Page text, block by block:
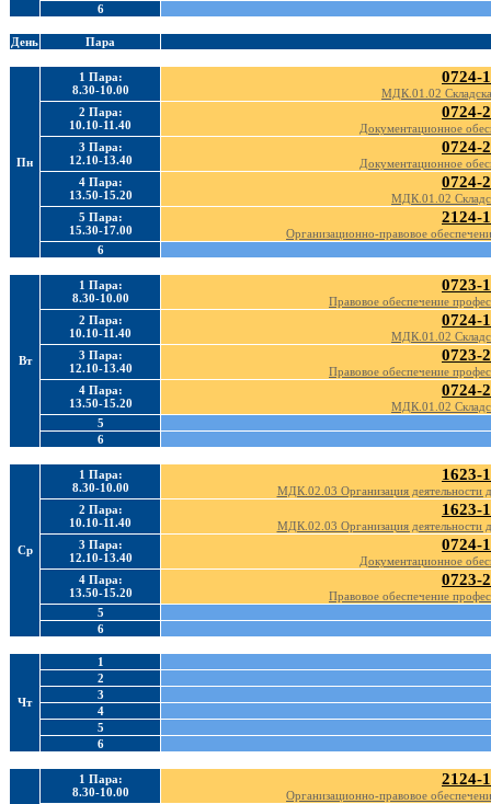
6
День Пара
Пн
1 Пара:
8.30-10.00
0724-1
МДК.01.02
2 Пара:
10.10-11.40
0724-2
Документационное
3 Пара:
12.10-13.40
0724-2
Документационное
4 Пара:
13.50-15.20
0724-2
МДК.01.02
5 Пара:
15.30-17.00
2124-1
Организационно-правовое
6
Вт
1 Пара:
8.30-10.00
0723-1
Правовое обеспечение
2 Пара:
10.10-11.40
0724-1
МДК.01.02
3 Пара:
12.10-13.40
0723-2
Правовое обеспечение
4 Пара:
13.50-15.20
0724-2
МДК.01.02
5
6
Ср
1 Пара:
8.30-10.00
1623-1
МДК.02.03 Организация деятельности
2 Пара:
10.10-11.40
1623-1
МДК.02.03 Организация деятельности
3 Пара:
12.10-13.40
0724-1
Документационное
4 Пара:
13.50-15.20
0723-2
Правовое обеспечение
5
6
Чт
1
2
3
4
5
6
1 Пара:
8.30-10.00
2124-1
Организационно-правовое